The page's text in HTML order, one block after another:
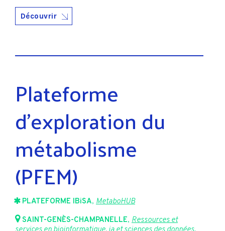
Découvrir
Plateforme
d’exploration du
métabolisme
(PFEM)
PLATEFORME IBiSA, MetaboHUB
SAINT-GENÈS-CHAMPANELLE, Ressources et